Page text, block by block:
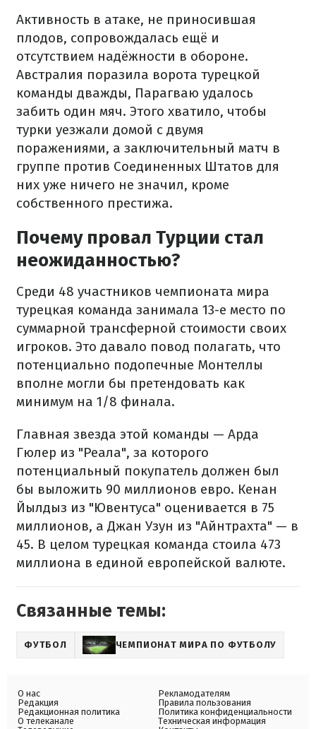
Активность в атаке, не приносившая
плодов, сопровождалась ещё и
отсутствием надёжности в обороне.
Австралия поразила ворота турецкой
команды дважды, Парагваю удалось
забить один мяч. Этого хватило, чтобы
турки уезжали домой с двумя
поражениями, а заключительный матч в
группе против Соединенных Штатов для
них уже ничего не значил, кроме
собственного престижа.
Почему провал Турции стал
неожиданностью?
Среди 48 участников чемпионата мира
турецкая команда занимала 13-е место по
суммарной трансферной стоимости своих
игроков. Это давало повод полагать, что
потенциально подопечные Монтеллы
вполне могли бы претендовать как
минимум на 1/8 финала.
Главная звезда этой команды — Арда
Гюлер из "Реала", за которого
потенциальный покупатель должен был
бы выложить 90 миллионов евро. Кенан
Йылдыз из "Ювентуса" оценивается в 75
миллионов, а Джан Узун из "Айнтрахта" — в
45. В целом турецкая команда стоила 473
миллиона в единой европейской валюте.
Связанные темы:
ФУТБОЛ ЧЕМПИОНАТ МИРА ПО ФУТБОЛУ
О нас
Редакция
Редакционная политика
О телеканале
Рекламодателям
Правила пользования
Политика конфиденциальности
Техническая информация